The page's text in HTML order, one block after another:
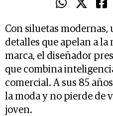
Con siluetas
detalles que apelan a la
marca, el diseñador
que combina
comercial. A sus 85
la moda y no pierde de
joven.